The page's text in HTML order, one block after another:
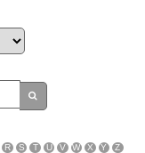
R S T U V W X Y Z